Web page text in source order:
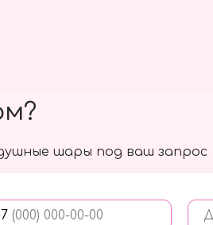
шары под ваш запрос